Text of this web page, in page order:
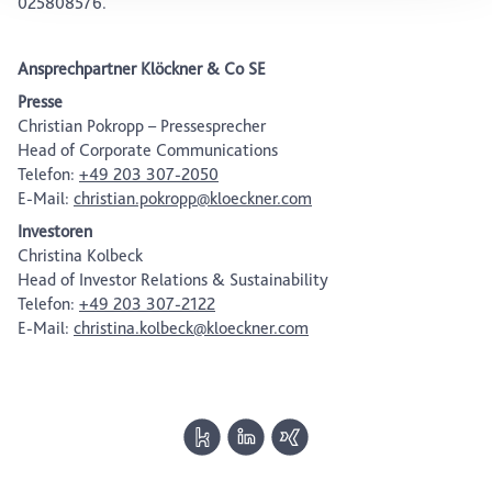
Ansprechpartner Klöckner & Co SE
Presse
Christian Pokropp – Pressesprecher
Head of Corporate Communications
Telefon: +49 203 307-2050
E-Mail: christian.pokropp@kloeckner.com
Investoren
Christina Kolbeck
Head of Investor Relations & Sustainability
Telefon: +49 203 307-2122
E-Mail: christina.kolbeck@kloeckner.com